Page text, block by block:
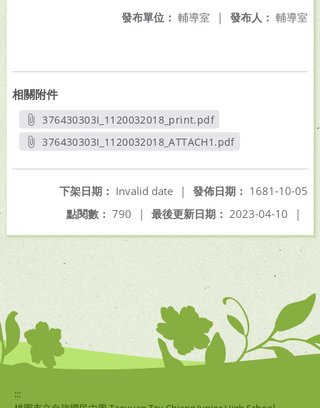
發布人： 輔導室
發布單位： 輔導室 |
相關附件
376430303I_1120032018_print.pdf
另開新視窗
376430303I_1120032018_ATTACH1.pdf
發佈日期： 1681-10-05
下架日期： Invalid date
|
最後更新日期： 2023-04-10 |
點閱數： 790 |
:::